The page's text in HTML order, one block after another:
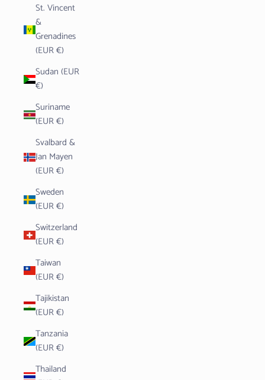
St. Vincent
&
Grenadines
(EUR €)
Sudan (EUR
€)
Suriname
(EUR €)
Svalbard &
Jan Mayen
(EUR €)
Sweden
(EUR €)
Switzerland
(EUR €)
Taiwan
(EUR €)
Tajikistan
(EUR €)
Tanzania
(EUR €)
Thailand